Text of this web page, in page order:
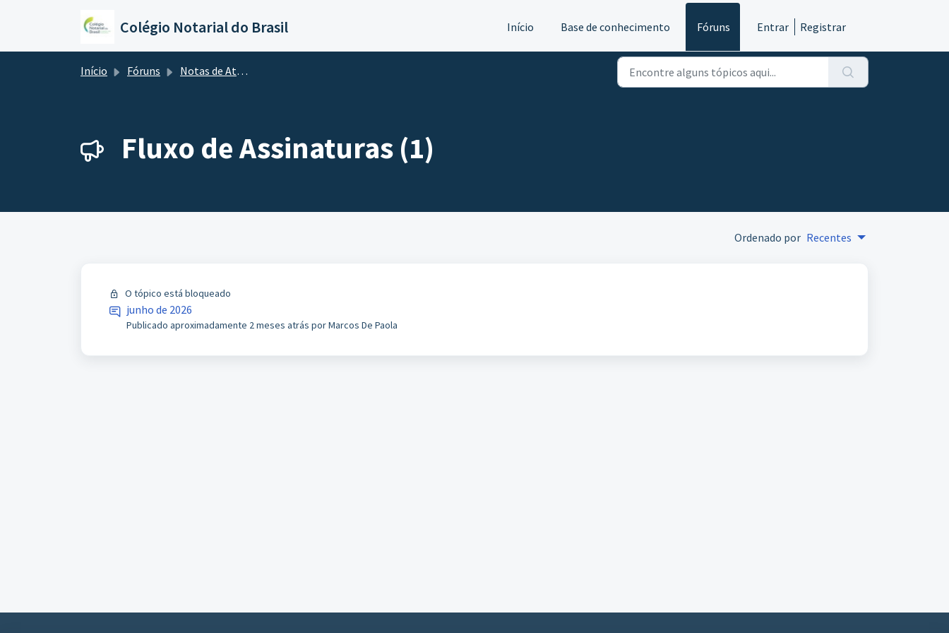
Colégio Notarial do Brasil Início Base de conhecimento Fóruns Entrar Registrar
Início Fóruns Notas de Atualização
Fluxo de Assinaturas (1)
Ordenado por Recentes
O tópico está bloqueado
junho de 2026
Publicado aproximadamente 2 meses atrás por Marcos De Paola